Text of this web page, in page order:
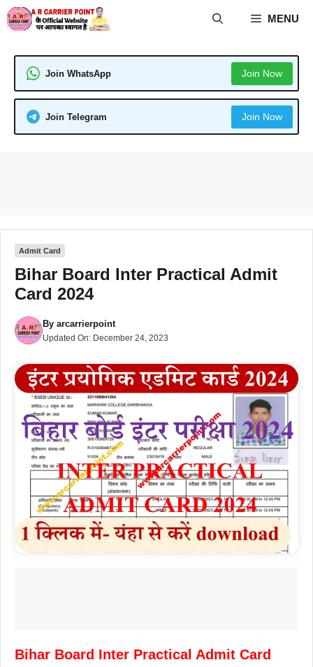
Skip
to
MENU
Join WhatsApp Join Now
Join Telegram Join Now
Admit Card
Bihar Board Inter Practical Admit
Card 2024
By arcarrierpoint
Updated On: December 24, 2023
Bihar Board Inter Practical Admit Card